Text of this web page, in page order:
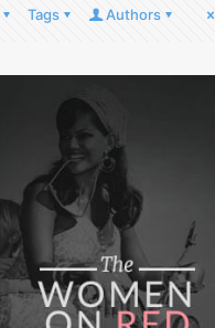
Tags Authors